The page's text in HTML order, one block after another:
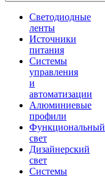
Светодиодные
ленты
Источники
питания
Системы
управления
и
автоматизации
Алюминиевые
профили
Функциональный
свет
Дизайнерский
свет
Системы